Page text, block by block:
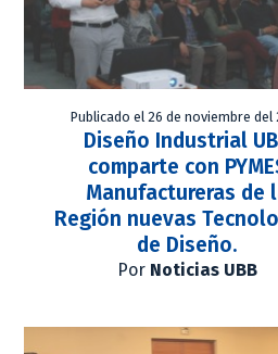
Publicado el 26 de noviembre del
Diseño Industrial
comparte con
Manufactureras de
Región nuevas
de Diseño.
Por Noticias UBB